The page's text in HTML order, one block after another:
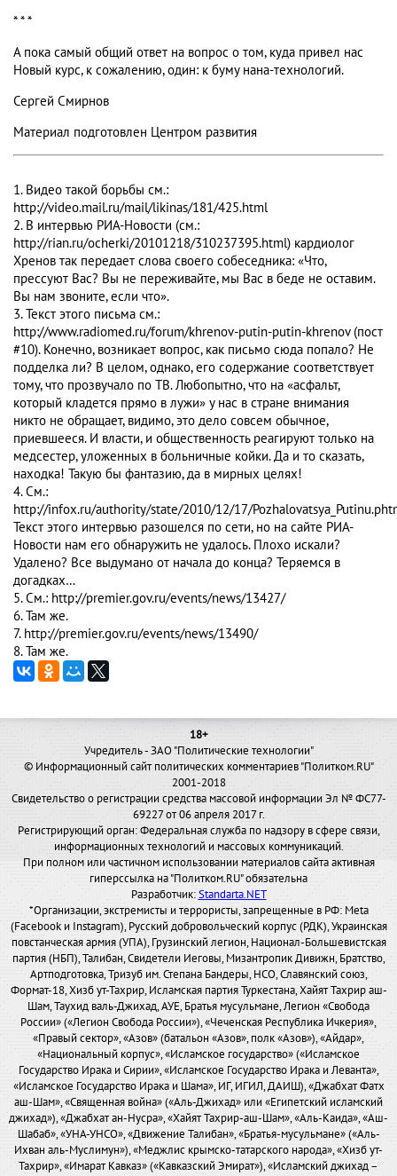
* * *
А пока самый общий ответ на вопрос о том, куда привел нас
Новый курс, к сожалению, один: к буму нана-технологий.
Сергей Смирнов
Материал подготовлен Центром развития
1. Видео такой борьбы см.:
http://video.mail.ru/mail/likinas/181/425.html
2. В интервью РИА-Новости (см.:
http://rian.ru/ocherki/20101218/310237395.html) кардиолог
Хренов так передает слова своего собеседника: «Что,
прессуют Вас? Вы не переживайте, мы Вас в беде не оставим.
Вы нам звоните, если что».
3. Текст этого письма см.:
http://www.radiomed.ru/forum/khrenov-putin-putin-khrenov (пост
#10). Конечно, возникает вопрос, как письмо сюда попало? Не
подделка ли? В целом, однако, его содержание соответствует
тому, что прозвучало по ТВ. Любопытно, что на «асфальт,
который кладется прямо в лужи» у нас в стране внимания
никто не обращает, видимо, это дело совсем обычное,
приевшееся. И власти, и общественность реагируют только на
медсестер, уложенных в больничные койки. Да и то сказать,
находка! Такую бы фантазию, да в мирных целях!
4. См.:
http://infox.ru/authority/state/2010/12/17/
Текст этого интервью разошелся по сети, но на сайте РИА-
Новости нам его обнаружить не удалось. Плохо искали?
Удалено? Все выдумано от начала до конца? Теряемся в
догадках…
5. См.: http://premier.gov.ru/events/news/13427/
6. Там же.
7. http://premier.gov.ru/events/news/13490/
8. Там же.
18+
Учредитель - ЗАО "Политические технологии"
© Информационный сайт политических комментариев "Политком.RU"
2001-2018
Свидетельство о регистрации средства массовой информации Эл № ФС77-
69227 от 06 апреля 2017 г.
Регистрирующий орган: Федеральная служба по надзору в сфере связи,
информационных технологий и массовых коммуникаций.
При полном или частичном использовании материалов сайта активная
гиперссылка на "Политком.RU" обязательна
Разработчик:Standarta.NET
*Организации, экстремисты и террористы, запрещенные в РФ: Meta
(Facebook и Instagram), Русский добровольческий корпус (РДК), Украинская
повстанческая армия (УПА), Грузинский легион, Национал-Большевистская
партия (НБП), Талибан, Свидетели Иеговы, Мизантропик Дивижн, Братство,
Артподготовка, Тризуб им. Степана Бандеры, НСО, Славянский союз,
Формат-18, Хизб ут-Тахрир, Исламская партия Туркестана, Хайят Тахрир аш-
Шам, Таухид валь-Джихад, АУЕ, Братья мусульмане, Легион «Свобода
России» («Легион Свобода России»), «Чеченская Республика Ичкерия»,
«Правый сектор», «Азов» (батальон «Азов», полк «Азов»), «Айдар»,
«Национальный корпус», «Исламское государство» («Исламское
Государство Ирака и Сирии», «Исламское Государство Ирака и Леванта»,
«Исламское Государство Ирака и Шама», ИГ, ИГИЛ, ДАИШ), «Джабхат Фатх
аш-Шам», «Священная война» («Аль-Джихад» или «Египетский исламский
джихад»), «Джабхат ан-Нусра», «Хайят Тахрир-аш-Шам», «Аль-Каида», «Аш-
Шабаб», «УНА-УНСО», «Движение Талибан», «Братья-мусульмане» («Аль-
Ихван аль-Муслимун»), «Меджлис крымско-татарского народа», «Хизб ут-
Тахрир», «Имарат Кавказ» («Кавказский Эмират»), «Исламский джихад –